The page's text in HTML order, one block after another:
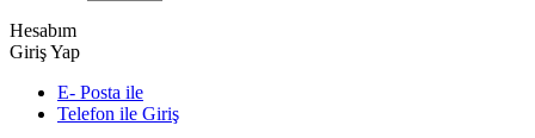
Hesabım
Giriş Yap
E- Posta ile
Telefon ile Giriş